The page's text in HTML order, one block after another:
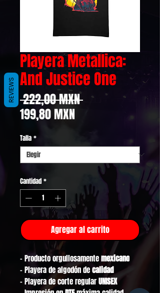
Playera Metallica:
And Justice One
222,00 MXN Precio
199,80 MXN
oferta
Talla *
Cantidad *
Agregar al carrito
- Producto orgullosamentemexicano
- Playera de algodón decalidad
- Playera de corte regularUNISEX
REVIEWS